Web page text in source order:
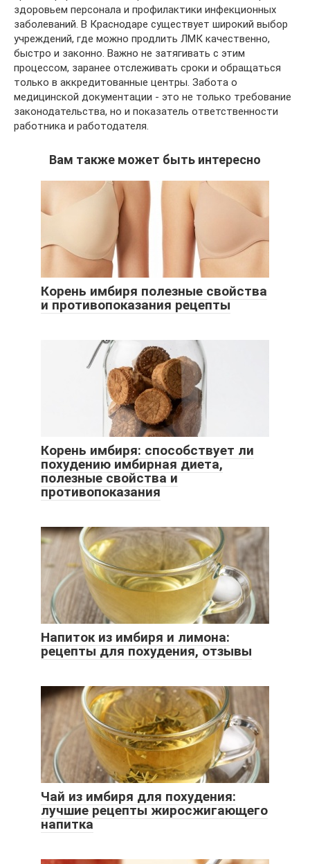
здоровьем персонала и профилактики инфекционных
заболеваний. В Краснодаре существует широкий выбор
учреждений, где можно продлить ЛМК качественно,
быстро и законно. Важно не затягивать с этим
процессом, заранее отслеживать сроки и обращаться
только в аккредитованные центры. Забота о
медицинской документации - это не только требование
законодательства, но и показатель ответственности
работника и работодателя.
Вам также может быть интересно
Корень имбиря полезные свойства
и противопоказания рецепты
Корень имбиря: способствует ли
похудению имбирная диета,
полезные свойства и
противопоказания
Напиток из имбиря и лимона:
рецепты для похудения, отзывы
Чай из имбиря для похудения:
лучшие рецепты жиросжигающего
напитка